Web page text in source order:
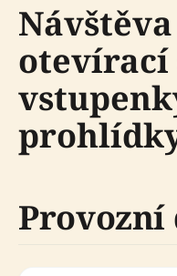
otevírací
Provozní